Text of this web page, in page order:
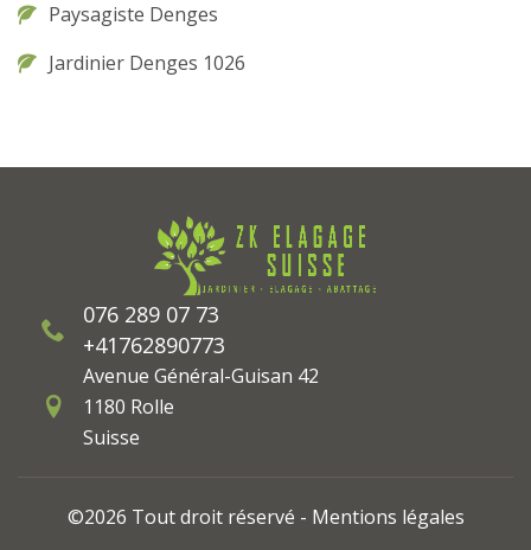
Paysagiste Denges
Jardinier Denges 1026
076 289 07 73
+41762890773
Avenue Général-Guisan 42
1180 Rolle
Suisse
©2026 Tout droit réservé - Mentions légales